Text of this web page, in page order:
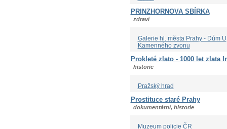
PRINZHORNOVA SBÍRKA
zdraví
Galerie hl. města Prahy - Dům U
Kamenného zvonu
Prokleté zlato - 1000 let zlata
historie
Pražský hrad
Prostituce staré Prahy
dokumentární, historie
Muzeum policie ČR